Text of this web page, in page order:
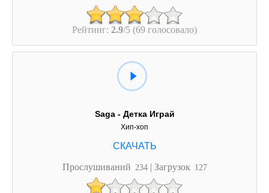
Рейтинг: 2.9/5 (69 голосовало)
Saga - Детка Играй
Хип-хоп
Прослушиваний 234 | Загрузок 127